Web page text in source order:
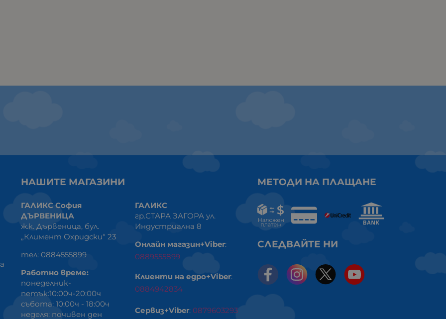
НАШИТЕ МАГАЗИНИ
ГАЛИКС София
ДЪРВЕНИЦА
ж.к. Дървеница, бул.
„Климент Охридски“ 23
тел: 0884555899
Работно време:
понеделник-
петък:10:00ч-20:00ч
събота: 10:00ч - 18:00ч
неделя: почивен ден
ГАЛИКС
гр.СТАРА ЗАГОРА ул.
Индустриална 8
Онлайн магазин+Viber:
0889555899
Клиенти на едро+Viber:
0884942834
Сервиз+Viber: 0879603293
МЕТОДИ НА ПЛАЩАНЕ
СЛЕДВАЙТЕ НИ